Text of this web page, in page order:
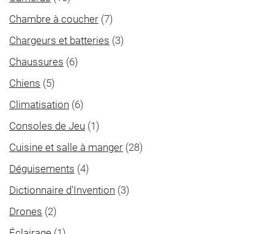
Chambre à coucher (7)
Chargeurs et batteries (3)
Chaussures (6)
Chiens (5)
Climatisation (6)
Consoles de Jeu (1)
Cuisine et salle à manger (28)
Déguisements (4)
Dictionnaire d'Invention (3)
Drones (2)